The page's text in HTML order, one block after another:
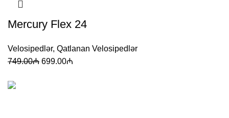
Mercury Flex 24
Velosipedlər, Qatlanan Velosipedlər
749.00₼ 699.00₼